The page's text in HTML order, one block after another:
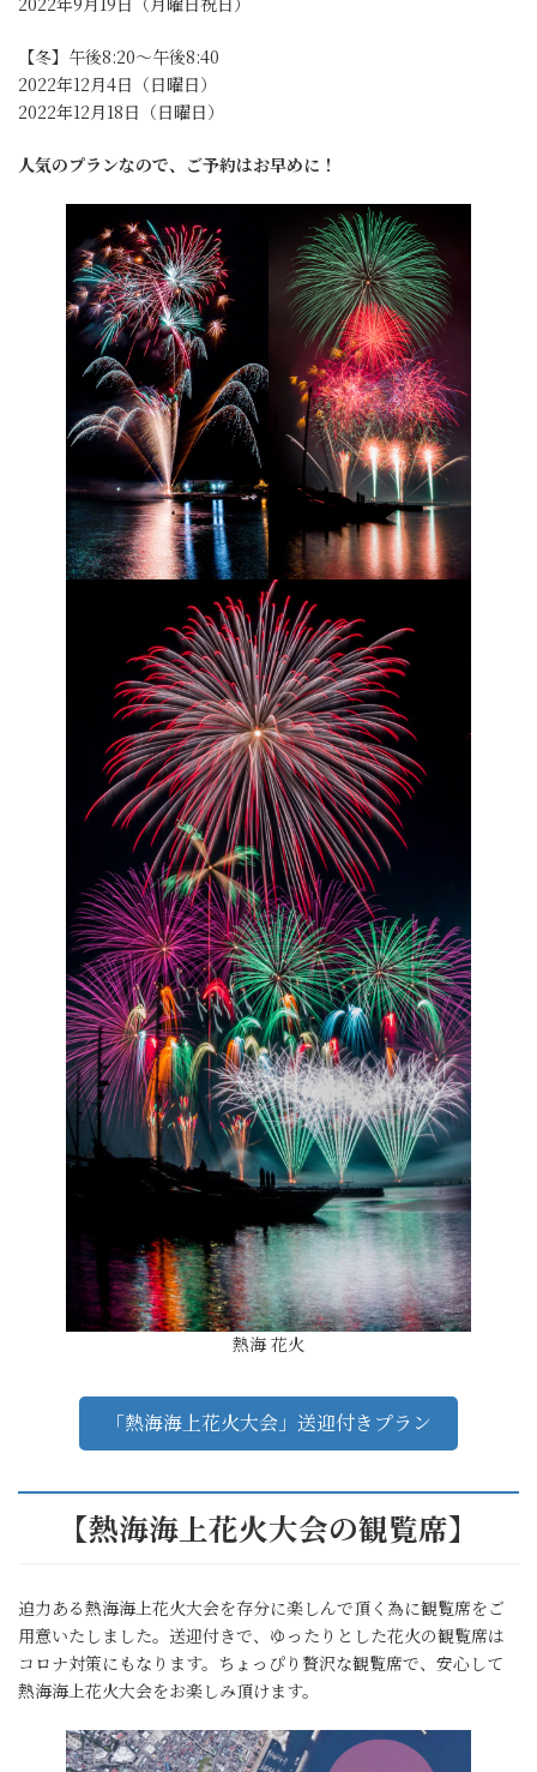
【冬】午後8:20～午後8:40
2022年12月4日（日曜日）
2022年12月18日（日曜日）
人気のプランなので、ご予約はお早めに！
熱海 花火
「熱海海上花火大会」送迎付きプラン
【熱海海上花火大会の観覧席】
迫力ある熱海海上花火大会を存分に楽しんで頂く為に観覧席をご
用意いたしました。送迎付きで、ゆったりとした花火の観覧席は
コロナ対策にもなります。ちょっぴり贅沢な観覧席で、安心して
熱海海上花火大会をお楽しみ頂けます。